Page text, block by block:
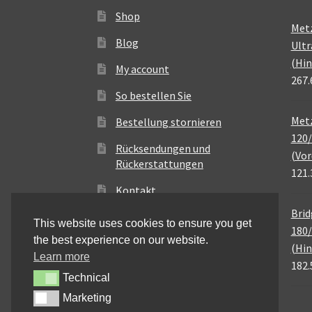
Shop
Blog
My account
So bestellen Sie
Bestellung stornieren
Rücksendungen und
Rückerstattungen
Kontakt
This website uses cookies to ensure you get
the best experience on our website.
Learn more
TechnicalTechnical
MarketingMarketing